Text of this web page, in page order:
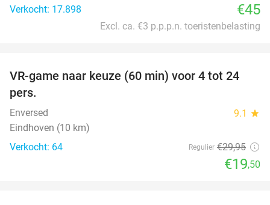
Verkocht: 17.898
€45
Excl. ca. €3 p.p.p.n. toeristenbelasting
35%
VR-game naar keuze (60 min) voor 4 tot 24
pers.
Enversed 9.1 star
Eindhoven (10 km)
Verkocht: 64
Regulier €29,95
€19,50